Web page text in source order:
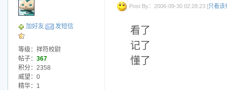
加好友 发短信
等级：祥符校尉
帖子： 367
积分：2358
威望：0
精华：1
Post By：2006-09-30 02:28:23 [只看该
看了
记了
懂了